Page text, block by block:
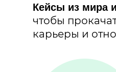
Кейсы из мира
чтобы
карьеры и